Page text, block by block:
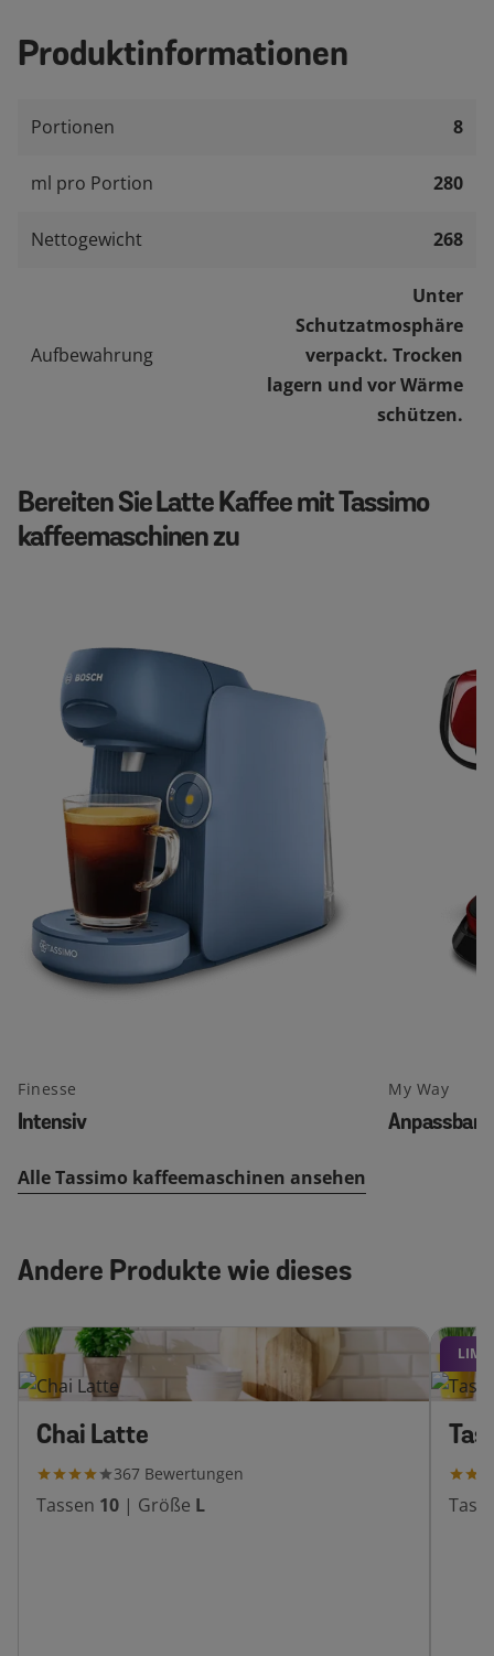
Produktinformationen
Portionen 8
ml pro Portion 280
Nettogewicht 268
Aufbewahrung
Unter
Schutzatmosphäre
verpackt. Trocken
lagern und vor Wärme
schützen.
Bereiten Sie Latte Kaffee mit Tassimo
kaffeemaschinen zu
Finesse
Intensiv
My Way
Anpassbar
Alle Tassimo kaffeemaschinen ansehen
Andere Produkte wie dieses
Chai Latte
367 Bewertungen
Tassen 10 | Größe L